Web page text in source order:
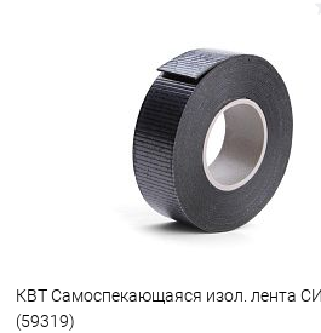
Купить в 1 клик К
В наличии
КВТ Самоспекающаяся изол. лента
(59319)